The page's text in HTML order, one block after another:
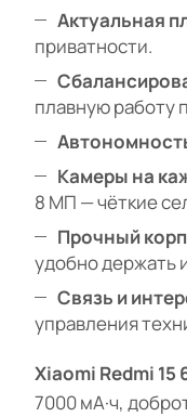
Актуальная
приватности.
плавную работу
Камеры на
8 МП — чёткие
Прочный
удобно держать
Связь и
управления
Xiaomi Redmi
7000 мА·ч,